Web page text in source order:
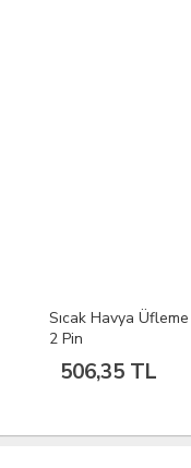
Sıcak Havya
2 Pin
506,35 TL